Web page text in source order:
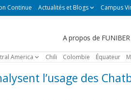
Continue Actualités et Blogs Campus
Navegación
A propos de FUNIBER
America Chili Colombie Équateur
l’usage des